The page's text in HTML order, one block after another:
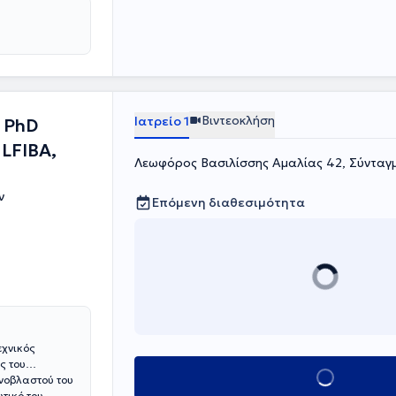
του
του
Ιατρείο 1 Βιντεοκλήση
Λεωφόρος Βασιλίσσης Αμαλίας 42,
Επόμενη διαθεσιμότητα
Κλείσε ραντεβού